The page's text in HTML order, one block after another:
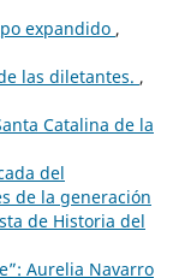
expandido ,
las diletantes. ,
Catalina de la
del
de la generación
de Historia del
Aurelia Navarro